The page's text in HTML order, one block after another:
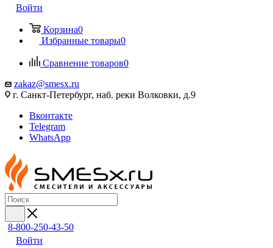
Войти
Корзина0
Избранные товары0
Сравнение товаров0
zakaz@smesx.ru
г. Санкт-Петербург, наб. реки Волковки, д.9
Вконтакте
Telegram
WhatsApp
8-800-250-43-50
Войти